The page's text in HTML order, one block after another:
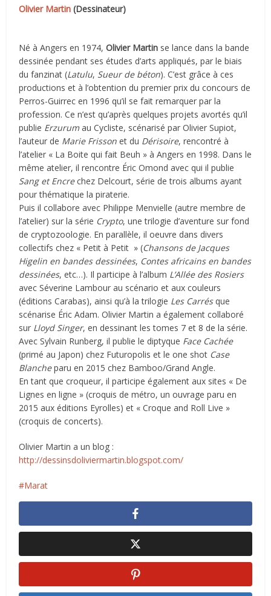
Olivier Martin (Dessinateur)
Né à Angers en 1974, Olivier Martin se lance dans la bande
dessinée pendant ses études d’arts appliqués, par le biais
du fanzinat (Latulu, Sueur de béton). C’est grâce à ces
productions et à l’obtention du premier prix du concours de
Perros-Guirrec en 1996 qu’il se fait remarquer par la
profession. Ce n’est qu’après quelques projets avortés qu’il
publie Erzurumau Cycliste, scénarisé par Olivier Supiot,
l’auteur de Marie Frissonet du Dérisoire, rencontré à
l’atelier « La Boite qui fait Beuh » à Angers en 1998. Dans le
même atelier, il rencontre Éric Omond avec qui il publie
Sang et Encrechez Delcourt, série de trois albums ayant
pour thématique la piraterie.
Puis il collabore avec Philippe Menvielle (autre membre de
l’atelier) sur la série Crypto, une trilogie d’aventure sur fond
de cryptozoologie. En parallèle, il oeuvre dans divers
collectifs chez « Petit à Petit » (Chansons de Jacques
Higelin en bandes dessinées, Contes africains en bandes
dessinées, etc…). Il participe à l’album L’Allée des Rosiers
avec Séverine Lambour au scénario et aux couleurs
(éditions Carabas), ainsi qu’à la trilogie Les Carrésque
scénarise Éric Adam. Olivier Martin a également collaboré
sur Lloyd Singer, en dessinant les tomes 7 et 8 de la série.
Avec Sylvain Runberg, il publie le diptyque Face Cachée
(primé au Japon) chez Futuropolis et le one shot Case
Blancheparu en 2015 chez Bamboo/Grand Angle.
En tant que croqueur, il participe également aux sites « De
Lignes en ligne » (croquis de métro, un ouvrage paru en
2015 aux éditions Eyrolles) et « Croque and Roll Live »
(croquis de concerts).
Olivier Martin a un blog :
http://dessinsdoliviermartin.blogspot.com/
Marat